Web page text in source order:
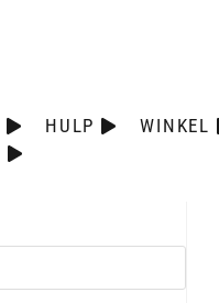
HULP WINKEL